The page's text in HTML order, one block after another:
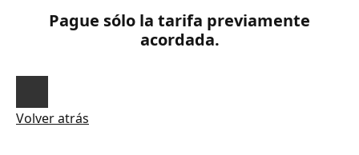
Pague sólo la tarifa previamente
acordada.
Volver atrás